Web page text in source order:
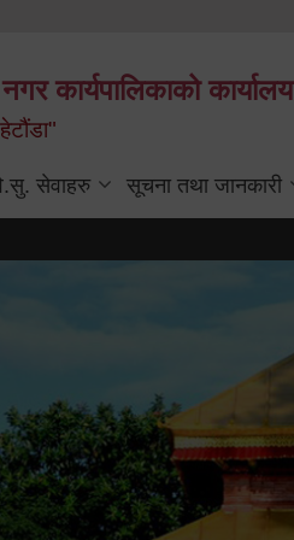
कार्यपालिकाको कार्यालय
सेवाहरु सूचना तथा जानकारी